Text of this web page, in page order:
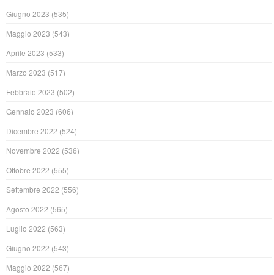
Giugno 2023 (535)
Maggio 2023 (543)
Aprile 2023 (533)
Marzo 2023 (517)
Febbraio 2023 (502)
Gennaio 2023 (606)
Dicembre 2022 (524)
Novembre 2022 (536)
Ottobre 2022 (555)
Settembre 2022 (556)
Agosto 2022 (565)
Luglio 2022 (563)
Giugno 2022 (543)
Maggio 2022 (567)